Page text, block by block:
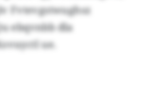
Fvtevgstwughsz
ebqvnbb dla
ue.